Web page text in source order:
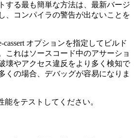
する最も簡単な方法は、最新バージ
、コンパイラの警告が出ないことを
cassert オプションを指定してビルド
これはソースコード中のアサーショ
壊やアクセス違反をより多く検知で
くの場合、デバッグが容易になりま
能をテストしてください。